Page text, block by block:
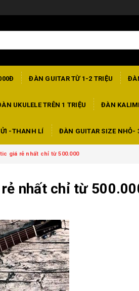
ĐÀN GUITAR TỪ 1-2 TRIỆU
UKULELE TRÊN 1 TRIỆU ĐÀN
-THANH LÍ ĐÀN GUITAR SIZE NHỎ-
giá rẻ nhất chỉ từ 500.000
nhất chỉ từ